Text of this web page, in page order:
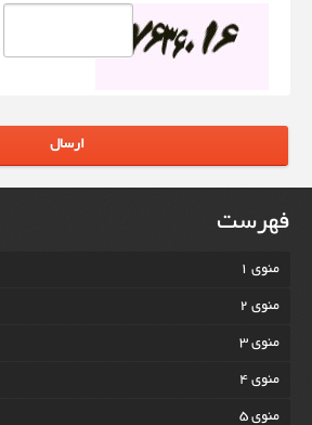
ارسال
فهرست
منوی 1
منوی 2
منوی 3
منوی 4
منوی 5